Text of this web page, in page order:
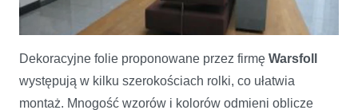
Dekoracyjne folie proponowane przez firmę Warsfoll
występują w kilku szerokościach rolki, co ułatwia
montaż. Mnogość wzorów i kolorów odmieni oblicze